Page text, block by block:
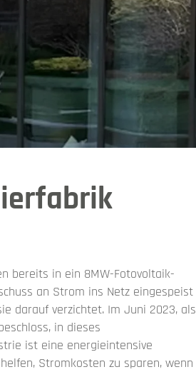
bereits in ein 8MW-Fotovoltaik-
an Strom ins Netz eingespeist
darauf verzichtet. Im Juni 2023, als
in dieses
ist eine energieintensive
Stromkosten zu sparen, wenn